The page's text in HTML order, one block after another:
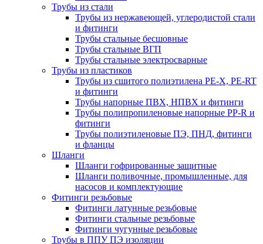
Трубы из стали
Трубы из нержавеющей, углеродистой стали
и фитинги
Трубы стальные бесшовные
Трубы стальные ВГП
Трубы стальные электросварные
Трубы из пластиков
Трубы из сшитого полиэтилена PE-X, PE-RT
и фитинги
Трубы напорные ПВХ, НПВХ и фитинги
Трубы полипропиленовые напорные PP-R и
фитинги
Трубы полиэтиленовые ПЭ, ПНД, фитинги
и фланцы
Шланги
Шланги гофрированные защитные
Шланги поливочные, промышленные, для
насосов и комплектующие
Фитинги резьбовые
Фитинги латунные резьбовые
Фитинги стальные резьбовые
Фитинги чугунные резьбовые
Трубы в ППУ ПЭ изоляции